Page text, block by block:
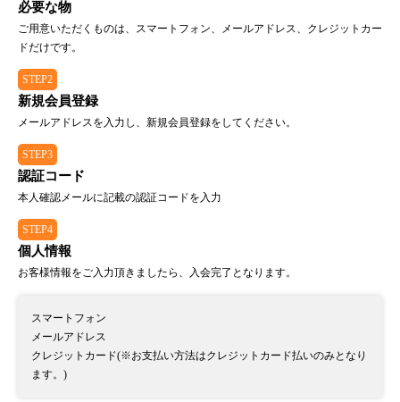
必要な物
ご用意いただくものは、スマートフォン、メールアドレス、クレジットカー
ドだけです。
STEP2
新規会員登録
メールアドレスを入力し、新規会員登録をしてください。
STEP3
認証コード
本人確認メールに記載の認証コードを入力
STEP4
個人情報
お客様情報をご入力頂きましたら、入会完了となります。
スマートフォン
メールアドレス
クレジットカード(※お支払い方法はクレジットカード払いのみとなり
ます。)